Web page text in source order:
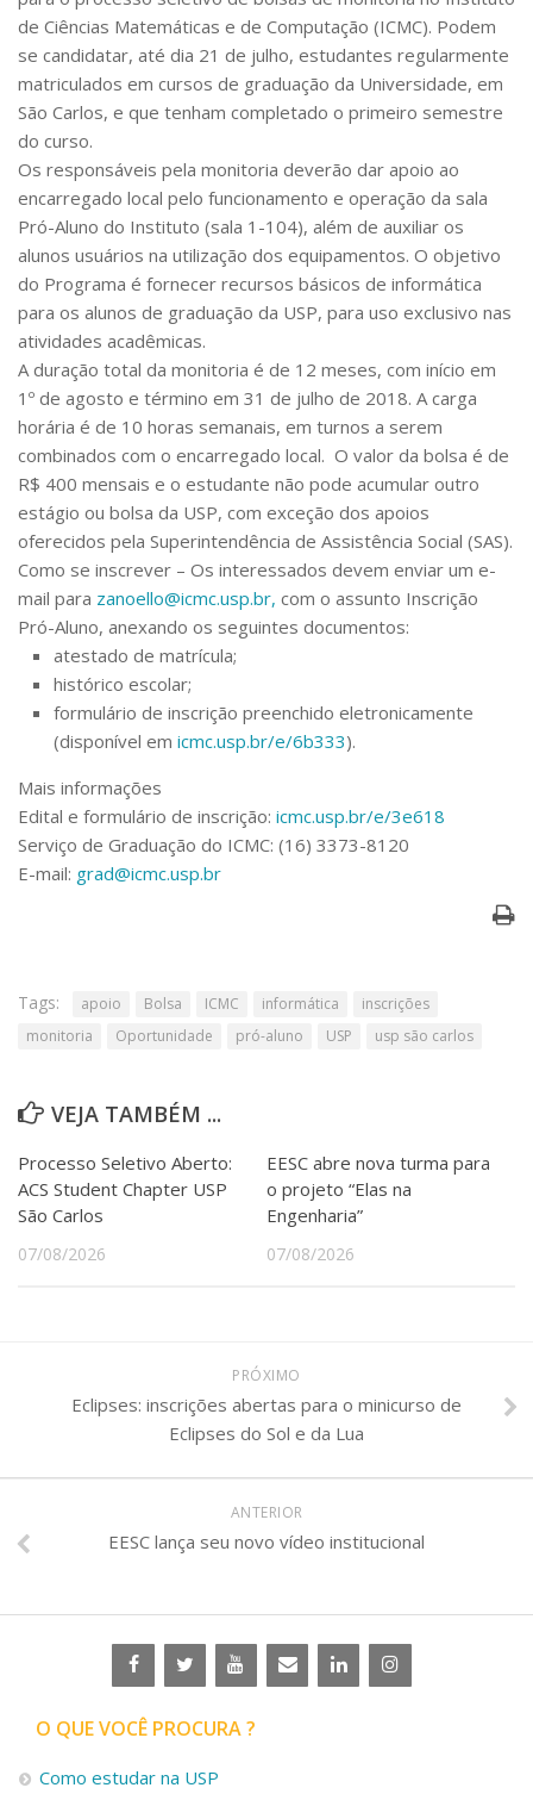
Serviços
Bibliotecas
Apoio ao Estudante
Segurança, Trânsito e Prevenção
RH, Administrativo e Financeiro
Outros serviços
Comunicação
Assessorias e Mídias
Jornal da USP
Agenda de Eventos
Defesa de Teses
de Ciências Matemáticas e de Computação (ICMC). Podem
se candidatar, até dia 21 de julho, estudantes regularmente
matriculados em cursos de graduação da Universidade, em
São Carlos, e que tenham completado o primeiro semestre
do curso.
Os responsáveis pela monitoria deverão dar apoio ao
encarregado local pelo funcionamento e operação da sala
Pró-Aluno do Instituto (sala 1-104), além de auxiliar os
alunos usuários na utilização dos equipamentos. O objetivo
do Programa é fornecer recursos básicos de informática
para os alunos de graduação da USP, para uso exclusivo nas
atividades acadêmicas.
A duração total da monitoria é de 12 meses, com início em
1º de agosto e término em 31 de julho de 2018. A carga
horária é de 10 horas semanais, em turnos a serem
combinados com o encarregado local. O valor da bolsa é de
R$ 400 mensais e o estudante não pode acumular outro
estágio ou bolsa da USP, com exceção dos apoios
oferecidos pela Superintendência de Assistência Social (SAS).
Como se inscrever – Os interessados devem enviar um e-
mail para zanoello@icmc.usp.br, com o assunto Inscrição
Pró-Aluno, anexando os seguintes documentos:
atestado de matrícula;
histórico escolar;
formulário de inscrição preenchido eletronicamente
(disponível em icmc.usp.br/e/6b333).
Mais informações
Edital e formulário de inscrição: icmc.usp.br/e/3e618
Serviço de Graduação do ICMC: (16) 3373-8120
E-mail: grad@icmc.usp.br
Tags: apoio Bolsa ICMC informática
inscrições
monitoria
Oportunidade pró-aluno USP usp são carlos
VEJA TAMBÉM ...
Processo Seletivo Aberto:
ACS Student Chapter USP
São Carlos
07/08/2026
EESC abre nova turma para
o projeto “Elas na
Engenharia”
07/08/2026
PRÓXIMO
Eclipses: inscrições abertas para o minicurso de
Eclipses do Sol e da Lua
ANTERIOR
EESC lança seu novo vídeo institucional
O QUE VOCÊ PROCURA ?
Como estudar na USP